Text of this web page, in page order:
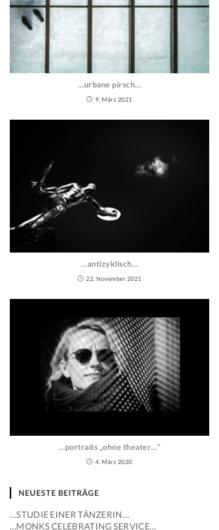
…urbane pirsch…
9. März 2021
…antizyklisch…
22. November 2021
…portraits „ohne theater…“
4. März 2020
NEUESTE BEITRÄGE
…STUDIE EINER TÄNZERIN…
…MONKS CELEBRATING SERVICE…